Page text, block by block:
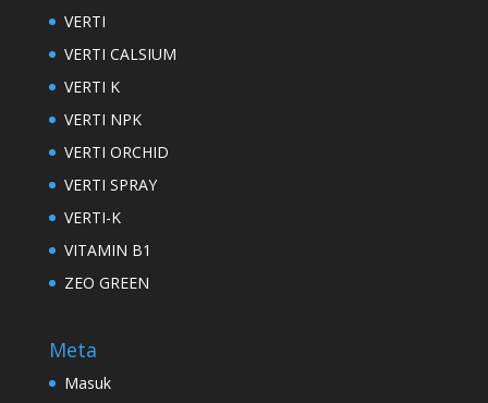
VERTI
VERTI CALSIUM
VERTI K
VERTI NPK
VERTI ORCHID
VERTI SPRAY
VERTI-K
VITAMIN B1
ZEO GREEN
Meta
Masuk